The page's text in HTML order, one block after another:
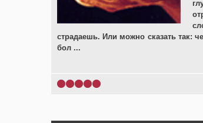
страдаешь. Или можно сказать так:
бол ...